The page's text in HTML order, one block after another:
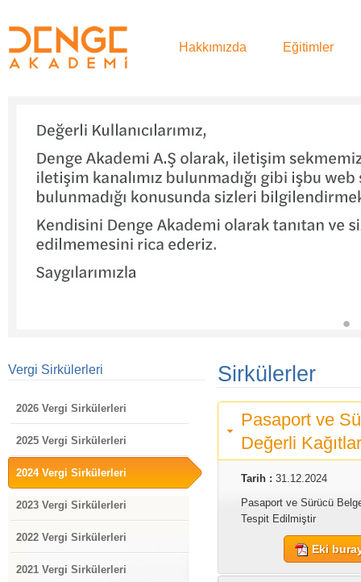
Hakkımızda Eğitimler
Vergi Sirkülerleri
2026 Vergi Sirkülerleri
2025 Vergi Sirkülerleri
2024 Vergi Sirkülerleri
2023 Vergi Sirkülerleri
2022 Vergi Sirkülerleri
2021 Vergi Sirkülerleri
Sirkülerler
Pasaport ve
Değerli
Tarih :31.12.2024
Pasaport ve Sürücü
Tespit Edilmiştir
Eki